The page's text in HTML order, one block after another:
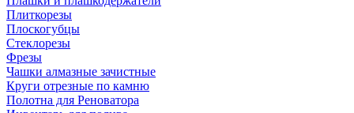
Плиткорезы
Плоскогубцы
Стеклорезы
Фрезы
Чашки алмазные зачистные
Круги отрезные по камню
Полотна для Реноватора